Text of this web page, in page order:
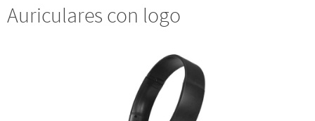
Auriculares con logo